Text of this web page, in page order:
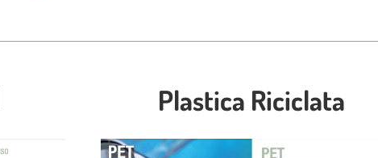
Plastica Riciclata